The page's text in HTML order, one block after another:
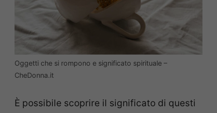
Oggetti che si rompono e significato spirituale –
CheDonna.it
È possibile scoprire il significato di questi